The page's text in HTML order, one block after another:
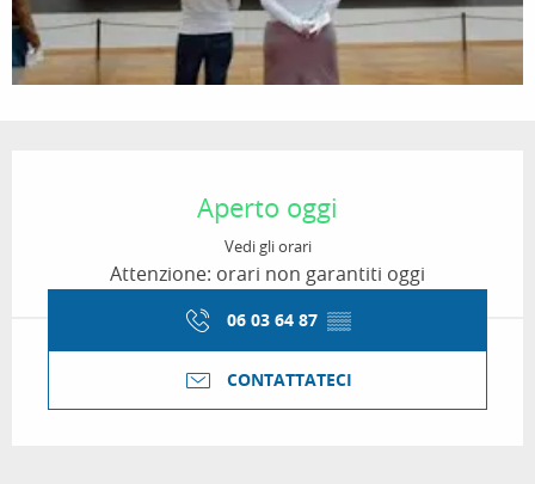
Aperto oggi
Vedi gli orari
Attenzione: orari non garantiti oggi
06 03 64 87 ▒▒
CONTATTATECI